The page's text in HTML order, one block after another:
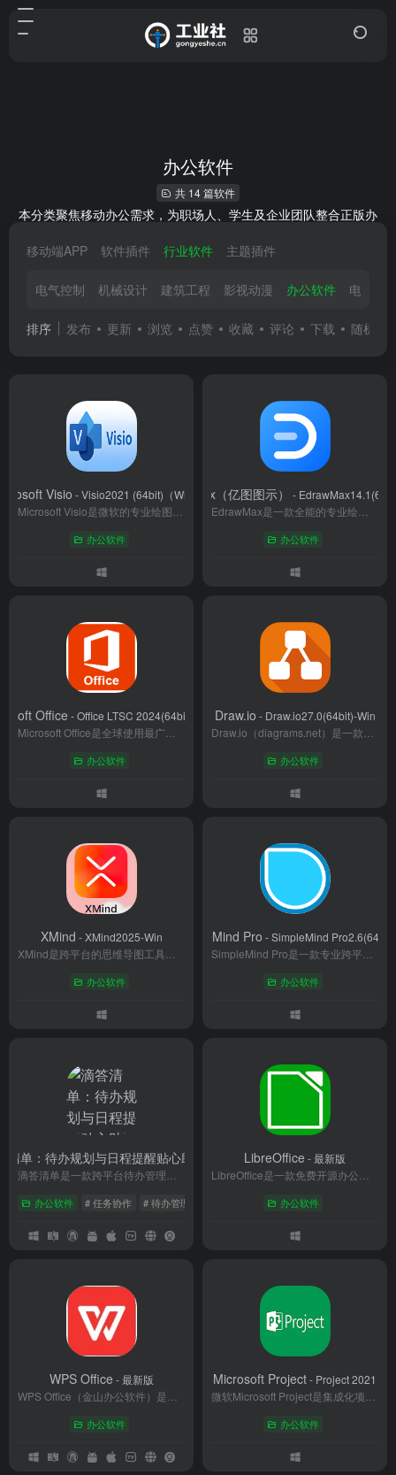
办公软件
共 14 篇软件
本分类聚焦移动办公需求，为职场人、学生及企业团队整合正版办
核心类型，包含 WPS Office、钉钉、Trello 等主流工具，确保安全
移动端APP 软件插件 行业软件 主题插件
电气控制 机械设计 建筑工程 影视动漫 办公软件 电子电
排序 发布 更新 浏览 点赞 收藏 评论 下载 随机
Visio - Visio2021 (64bit)（Windows）
办公软件
荐 EdrawMax（亿图图示）
-
办公软件
Office - Office LTSC 2024(64bit)-Windows
办公软件
Draw.io - Draw.io27.0(64bit)-Win
办公软件
XMind - XMind2025-Win
办公软件
SimpleMind Pro - SimpleMind
办公软件
清单：待办规划与日程提醒贴心助手
办公软件 # 任务协作 # 待办管理
LibreOffice - 最新版
办公软件
WPS Office - 最新版
办公软件
Microsoft Project- Project 2021
办公软件